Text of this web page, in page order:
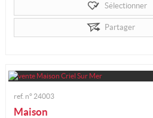
Sélectionner
Partager
ref. n° 24003
Maison